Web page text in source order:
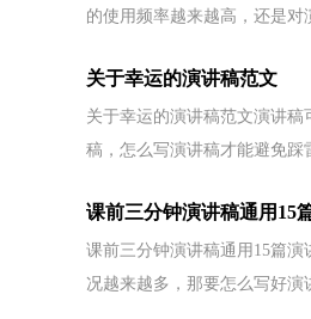
的使用频率越来越高，还是
关于幸运的演讲稿范文
关于幸运的演讲稿范文演讲
稿，怎么写演讲稿才能避免
课前三分钟演讲稿通用15
课前三分钟演讲稿通用15篇
况越来越多，那要怎么写好